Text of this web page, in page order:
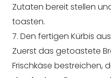
Zutaten bereit stellen
toasten.
7. Den fertigen Kürbis
Zuerst das getoastete
Frischkäse bestreichen,